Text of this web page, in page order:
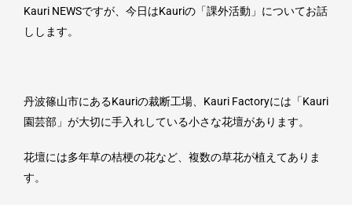
Kauri NEWSですが、今日はKauriの「課外活動」についてお話
しします。
丹波篠山市にあるKauriの裁断工場、 Kauri Factoryには「Kauri
園芸部」が大切に手入れしている小さな花壇があります。
花壇には多年草の桔梗の花など、複数の草花が植えてありま
す。